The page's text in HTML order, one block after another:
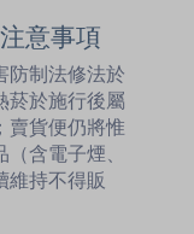
意事項
防制法修法於
菸於施行後屬
賣貨便仍將惟
含電子煙、
維持不得販